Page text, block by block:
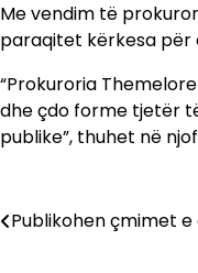
Me vendim të
paraqitet kërkesa për
“Prokuroria
dhe çdo forme tjetër
publike”, thuhet në
Lëvizje
Publikohen çmimet